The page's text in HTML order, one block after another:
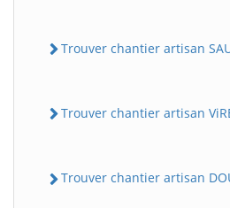
Trouver chantier artisan
Trouver chantier artisan
Trouver chantier artisan